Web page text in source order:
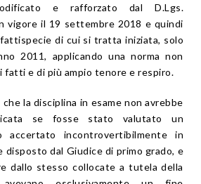
e rafforzato dal D.Lgs.
vigore il 19 settembre 2018 e quindi
di cui si tratta iniziata, solo
2011, applicando una norma non
fatti e di più ampio tenore e respiro.
la disciplina in esame non avrebbe
se fosse stato valutato un
accertato incontrovertibilmente in
disposto dal Giudice di primo grado, e
dallo stesso collocate a tutela della